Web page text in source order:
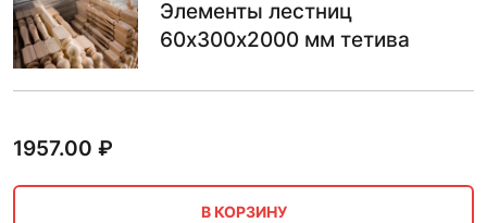
Элементы лестниц
60х300х2000 мм тетива
1957.00 ₽
В КОРЗИНУ